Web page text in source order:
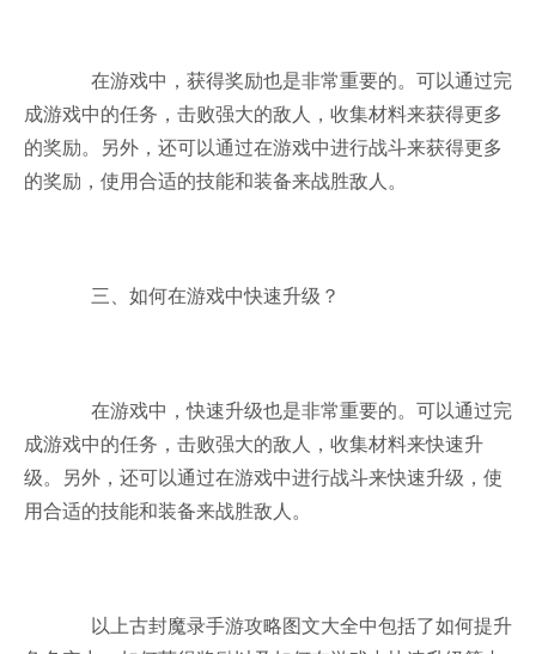
在游戏中，获得奖励也是非常重要的。可以通过完
成游戏中的任务，击败强大的敌人，收集材料来获得更多
的奖励。另外，还可以通过在游戏中进行战斗来获得更多
的奖励，使用合适的技能和装备来战胜敌人。
三、如何在游戏中快速升级？
在游戏中，快速升级也是非常重要的。可以通过完
成游戏中的任务，击败强大的敌人，收集材料来快速升
级。另外，还可以通过在游戏中进行战斗来快速升级，使
用合适的技能和装备来战胜敌人。
以上古封魔录手游攻略图文大全中包括了如何提升